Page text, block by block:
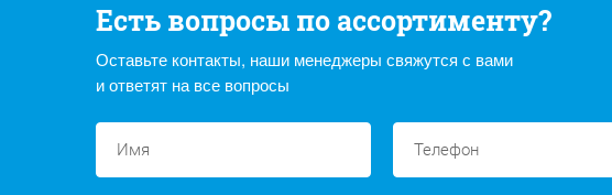
Есть вопросы по ассортименту?
Оставьте контакты, наши менеджеры свяжутся с вами
и ответят на все вопросы